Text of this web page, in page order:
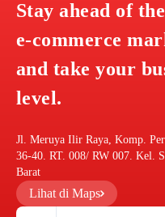
Stay ahead of
e-commerce
and take your
level.
Jl. Meruya Ilir Raya, Komp.
36-40. RT. 008/ RW 007. Kel.
Barat
Lihat di Maps